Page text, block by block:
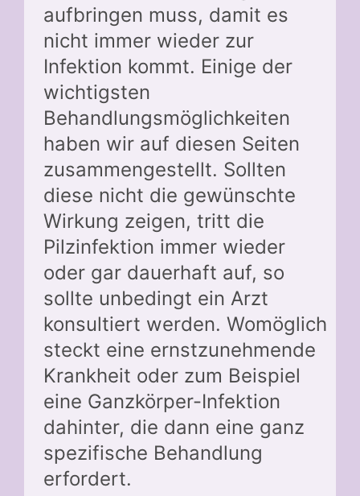
aufbringen muss, damit es
nicht immer wieder zur
Infektion kommt. Einige der
wichtigsten
Behandlungsmöglichkeiten
haben wir auf diesen Seiten
zusammengestellt. Sollten
diese nicht die gewünschte
Wirkung zeigen, tritt die
Pilzinfektion immer wieder
oder gar dauerhaft auf, so
sollte unbedingt ein Arzt
konsultiert werden. Womöglich
steckt eine ernstzunehmende
Krankheit oder zum Beispiel
eine Ganzkörper-Infektion
dahinter, die dann eine ganz
spezifische Behandlung
erfordert.